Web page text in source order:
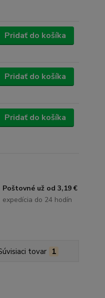
Pridať do košíka
Pridať do košíka
Pridať do košíka
Poštovné už od 3,19 €
expedícia do 24 hodín
tovar 1